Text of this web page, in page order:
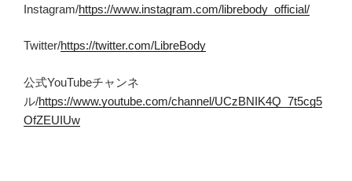
Instagram/https://www.instagram.com/librebody_official/
Twitter/https://twitter.com/LibreBody
公式YouTubeチャンネ
ル/https://www.youtube.com/channel/UCzBNIK4Q_7t5cg5
OfZEUIUw